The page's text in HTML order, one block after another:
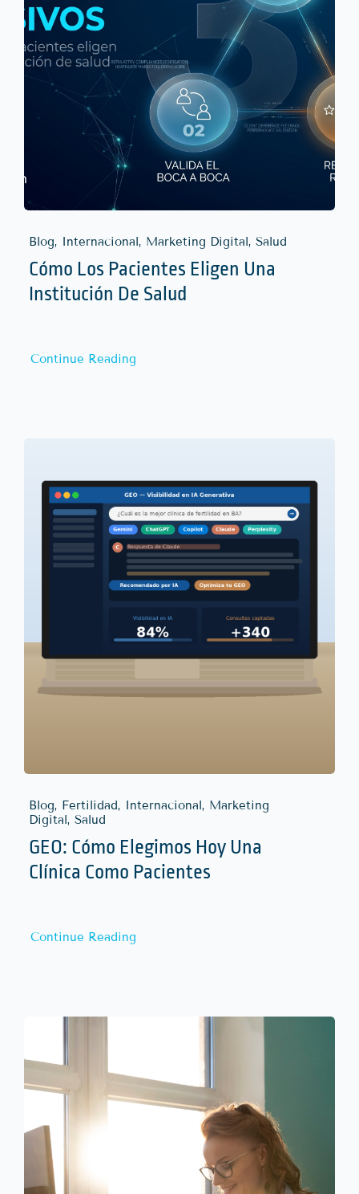
Blog, Internacional, Marketing Digital, Salud
Cómo Los Pacientes Eligen Una
Institución De Salud
Continue Reading
Blog, Fertilidad, Internacional, Marketing
Digital, Salud
GEO: Cómo Elegimos Hoy Una
Clínica Como Pacientes
Continue Reading